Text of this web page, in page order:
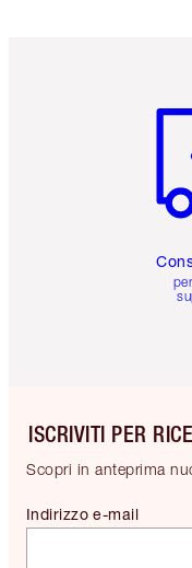
ISCRIVITI PER
Scopri in anteprima
Indirizzo e-mail